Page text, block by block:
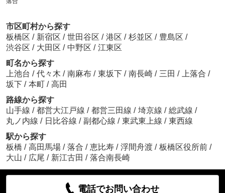
市区町村から探す
板橋区 / 新宿区 / 世田谷区 / 港区 / 杉並区 / 豊島区 /
渋谷区 / 大田区 / 中野区 / 江東区
町名から探す
上池台 / 代々木 / 南麻布 / 東坂下 / 南長崎 / 三田 / 上落合 /
坂下 / 本町 / 高田
路線から探す
山手線 / 都営大江戸線 / 都営三田線 / 埼京線 / 総武線 /
丸ノ内線 / 日比谷線 / 副都心線 / 東武東上線 / 東西線
駅から探す
板橋 / 高田馬場 / 落合 / 恵比寿 / 浮間舟渡 / 板橋区役所前 /
大山 / 広尾 / 新江古田 / 落合南長崎
電話でお問い合わせ